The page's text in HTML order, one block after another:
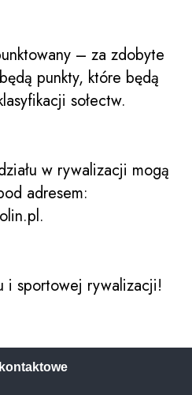
– za zdobyte
punkty, które będą
sołectw.
w rywalizacji mogą
adresem:
.
i sportowej rywalizacji!